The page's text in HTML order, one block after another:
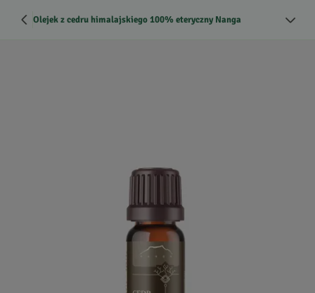
Olejek z cedru himalajskiego 100% eteryczny Nanga